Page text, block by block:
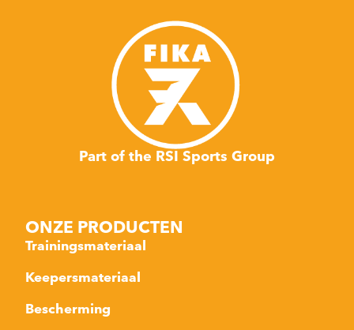
Part of the RSI Sports Group
ONZE PRODUCTEN
Trainingsmateriaal
Keepersmateriaal
Bescherming